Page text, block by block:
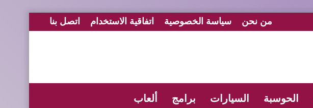
من نحن سياسة الخصوصية اتفاقية الاستخدام اتصل بنا
الحوسبة السيارات برامج ألعاب